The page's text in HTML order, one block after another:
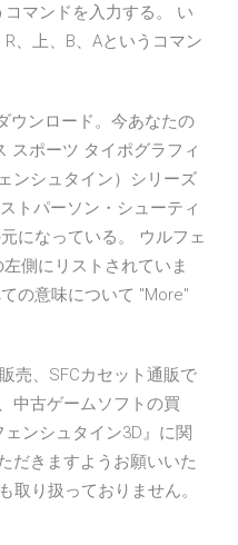
マンドを入力する。 い
、上、B、Aというコマン
ウンロード。今あなたの
スポーツ タイポグラフィ
ンシュタイン）シリーズ
トパーソン・シューティ
になっている。 ウルフェ
側にリストされていま
の意味について "More"
売、SFCカセット通販で
中古ゲームソフトの買
ンシュタイン3D』に関
だきますようお願いいた
取り扱っておりません。